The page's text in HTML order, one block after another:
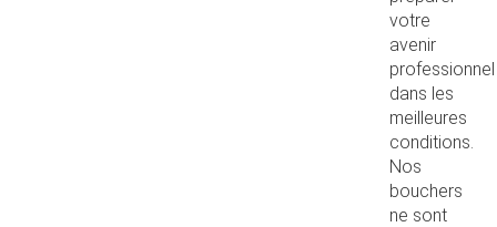
votre
avenir
professionnel
dans les
meilleures
conditions.
Nos
bouchers
ne sont